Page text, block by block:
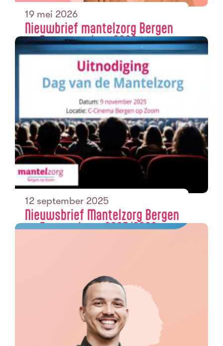
19 mei 2026
Nieuwbrief mantelzorg Bergen
op Zoom voorjaar 2026
12 september 2025
Nieuwsbrief Mantelzorg Bergen
op Zoom winter 2025/2026